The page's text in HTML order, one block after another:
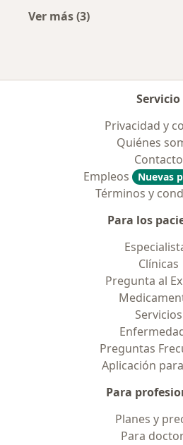
Ver más (3)
Servicio
Privacidad y
Quiénes
Contacto
Empleos
Nuevas
Términos y
Para los
Clínicas
Pregunta al
Servicios
Preguntas
Aplicación
Para
Planes y
Para